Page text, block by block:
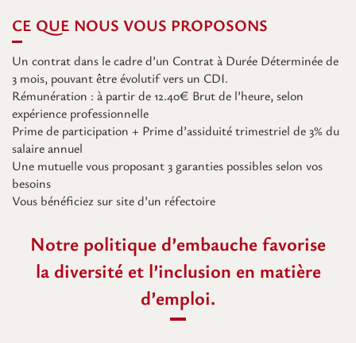
CE QUE NOUS VOUS PROPOSONS
Un contrat dans le cadre d’un Contrat à Durée Déterminée de
3 mois, pouvant être évolutif vers un CDI.
Rémunération : à partir de 12.40€ Brut de l’heure, selon
expérience professionnelle
Prime de participation + Prime d’assiduité trimestriel de 3% du
salaire annuel
Une mutuelle vous proposant 3 garanties possibles selon vos
besoins
Vous bénéficiez sur site d’un réfectoire
Notre politique d’embauche favorise
la diversité et l’inclusion en matière
d’emploi.